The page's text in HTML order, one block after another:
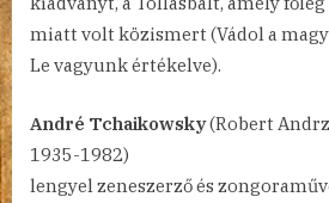
miatt volt közismert (Vádol a
Le vagyunk értékelve).
André Tchaikowsky(Robert
1935-1982)
lengyel zeneszerző és